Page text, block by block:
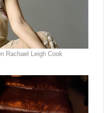
Rachael Leigh Cook